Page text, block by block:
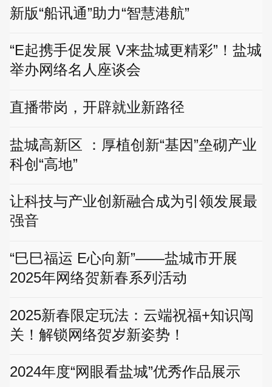
新版“船讯通”助力“智慧港航”
“E起携手促发展 V来盐城更精彩”！盐城
举办网络名人座谈会
直播带岗，开辟就业新路径
盐城高新区 ：厚植创新“基因”垒砌产业
科创“高地”
让科技与产业创新融合成为引领发展最
强音
“巳巳福运 E心向新”——盐城市开展
2025年网络贺新春系列活动
2025新春限定玩法：云端祝福+知识闯
关！解锁网络贺岁新姿势！
2024年度“网眼看盐城”优秀作品展示